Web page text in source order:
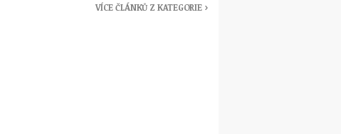
VÍCE ČLÁNKŮ Z KATEGORIE ›